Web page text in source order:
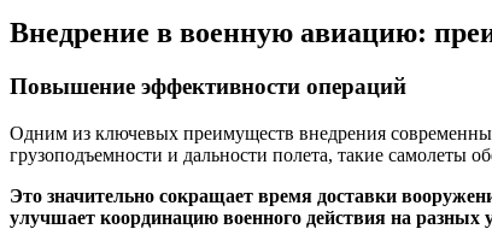
Внедрение в военную авиацию:
Повышение эффективности операций
Одним из ключевых преимуществ внедрения
грузоподъемности и дальности полета, такие самолеты
Это значительно сокращает время доставки
улучшает координацию военного действия на разных